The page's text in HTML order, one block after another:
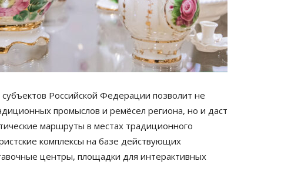
на кнопку «Подписаться», я даю согласие на обработку персональных данных.
Российской Федерации позволит не
промыслов и ремёсел региона, но и даст
маршруты в местах традиционного
комплексы на базе действующих
центры, площадки для интерактивных